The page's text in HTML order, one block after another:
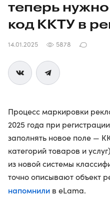
теперь
код ККТУ в
14.01.2025 5878
Процесс маркировки
2025 года при
заполнять новое поле —
категорий товаров и
из новой системы
точно описывают объект
напомнили в eLama.